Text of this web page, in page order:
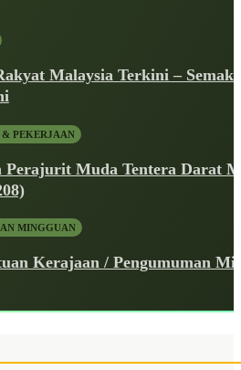
Malaysia Terkini – Semak
& PEKERJAAN
Perajurit Muda Tentera Darat
MINGGUAN
Kerajaan / Pengumuman